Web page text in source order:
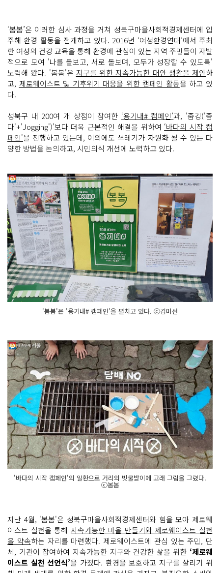
‘봄봄’은 이러한 심사 과정을 거쳐 성북구마을사회적경제센터에 입
주해 환경 활동을 전개하고 있다. 2016년 ‘여성환경연대’에서 주최
한 여성의 건강 교육을 통해 환경에 관심이 있는 지역 주민들이 자발
적으로 모여 '나를 돌보고, 서로 돌보며, 모두가 성장할 수 있도록'
노력해 왔다. '봄봄'은 지구를 위한 지속가능한 대안 생활을 제안하
고, 제로웨이스트 및 기후위기 대응을 위한 캠페인 활동을 하고 있
다.
성북구 내 200여 개 상점이 참여한 ‘용기내# 캠페인’과, '줍깅('줍
다'+'Jogging')'보다 더욱 근본적인 해결을 위하여 ‘바다의 시작 캠
페인'을 진행하고 있는데, 이외에도 쓰레기가 자원화 될 수 있는 다
양한 방법을 논의하고, 시민의식 개선에 노력하고 있다.
'봄봄'은 '용기내# 캠페인'을 펼치고 있다. ⓒ김미선
'바다의 시작 캠페인'의 일환으로 거리의 빗물받이에 고래 그림을 그렸다.
ⓒ봄봄
지난 4월, '봄봄'은 성북구마을사회적경제센터와 힘을 모아 제로웨
이스트 실천을 통해지속가능한 마을 만들기와 제로웨이스트 실천
을 약속하는 자리를 마련했다. 제로웨이스트에 관심 있는 주민, 단
체, 기관이 참여하여 지속가능한 지구와 건강한 삶을 위한 ‘제로웨
이스트 실천 선언식’을 가졌다. 환경을 보호하고 지구를 살리기 위